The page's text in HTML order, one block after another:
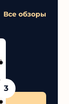
Все обзоры